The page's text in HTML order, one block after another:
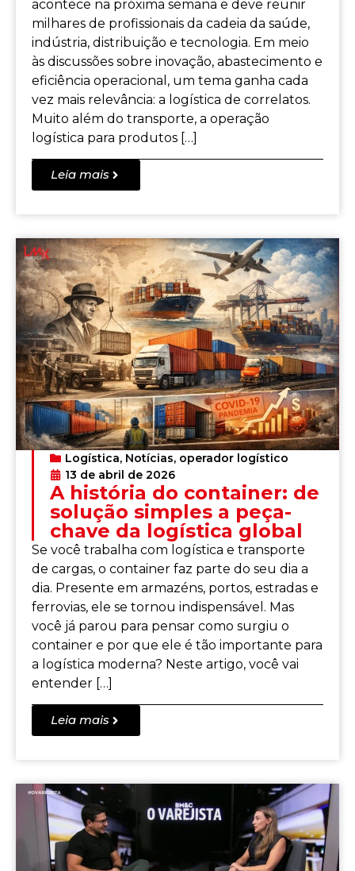
acontece na próxima semana e deve reunir
milhares de profissionais da cadeia da saúde,
indústria, distribuição e tecnologia. Em meio
às discussões sobre inovação, abastecimento e
eficiência operacional, um tema ganha cada
vez mais relevância: a logística de correlatos.
Muito além do transporte, a operação
logística para produtos […]
Leia mais
Logística, Notícias, operador logístico
13 de abril de 2026
A história do container: de
solução simples a peça-
chave da logística global
Se você trabalha com logística e transporte
de cargas, o container faz parte do seu dia a
dia. Presente em armazéns, portos, estradas e
ferrovias, ele se tornou indispensável. Mas
você já parou para pensar como surgiu o
container e por que ele é tão importante para
a logística moderna? Neste artigo, você vai
entender […]
Leia mais